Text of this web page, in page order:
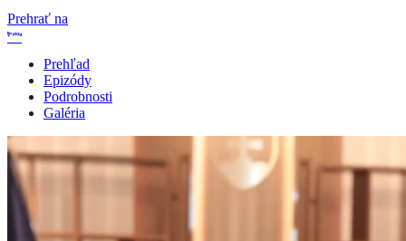
Prehrať na
Prehľad
Epizódy
Podrobnosti
Galéria